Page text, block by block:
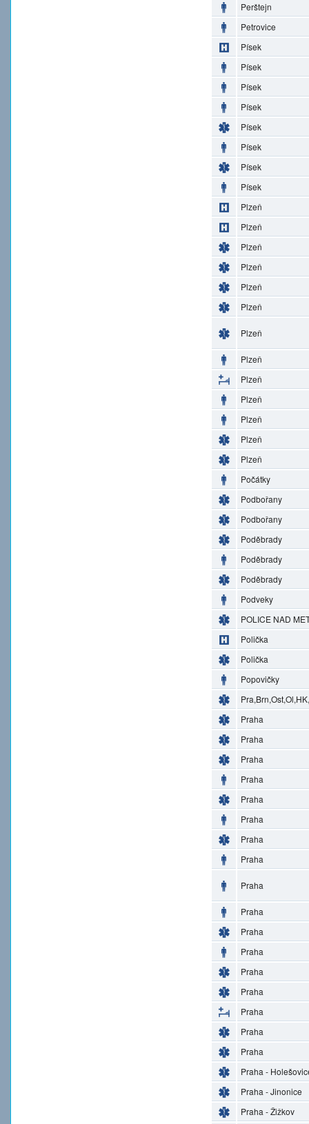
Perštejn
Petrovice
Písek
Písek
Písek
Písek
Písek
Písek
Písek
Písek
Plzeň
Plzeň
Plzeň
Plzeň
Plzeň
Plzeň
Plzeň
Plzeň
Plzeň
Plzeň
Plzeň
Plzeň
Plzeň
Počátky
Podbořany
Podbořany
Poděbrady
Poděbrady
Poděbrady
Podveky
POLICE NAD
Polička
Polička
Popovičky
Praha
Praha
Praha
Praha
Praha
Praha
Praha
Praha
Praha
Praha
Praha
Praha
Praha
Praha
Praha
Praha
Praha
Praha -
Praha - Jinonice
Praha - Žižkov